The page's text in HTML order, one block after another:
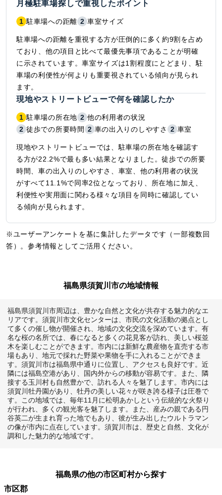
月極駐車場探しで重視したポイント
1 駐車場への距離 2 車室サイズ
駐車場への距離を重視する方が圧倒的に多く約9割を占め
ており、他の項目と比べて最優先事項であることが明確
に示されています。車室サイズは1割程度にとどまり、駐
車場の利便性が何よりも重要視されている傾向が見られ
ます。
現地やストリートビューで何を確認したか
1 駐車場の所在地 2 他の利用者の状況
2 徒歩での所要時間 2 車の出入りのしやすさ 2 車室
現地やストリートビューでは、駐車場の所在地を確認す
る方が22.2%で最も多い結果となりました。徒歩での所要
時間、車の出入りのしやすさ、車室、他の利用者の状況
がすべて11.1%で同率2位となっており、所在地に加え、
利便性や実用面に関わる様々な項目を同時に確認してい
る傾向が見られます。
※ユーザーアンケートを基に集計したデータです（一部複数回
答）。参考情報としてご活用ください。
福島県須賀川市の地域情報
福島県須賀川市周辺は、豊かな自然と文化が共存する魅力的なエ
リアです。須賀川市文化センターは、市民の文化活動の拠点とし
て多くの催し物が開催され、地域の文化交流を深めています。有
名な桜の名所では、春になると多くの花見客が訪れ、美しい桜並
木を楽しむことができます。市内には新鮮な農産物を直売する市
場もあり、地元で採れた野菜や果物を手に入れることができま
す。須賀川市は福島県中通りに位置し、アクセスも良好です。近
隣には福島空港があり、国内外からの移動が容易です。また、隣
接する玉川村も自然豊かで、訪れる人々を魅了します。市内には
須賀川牡丹園があり、牡丹の美しい花々が咲き誇る様子は圧巻で
す。この地域では、毎年11月に松明あかしという伝統的な火祭り
が行われ、多くの観光客を魅了します。また、産みの親である円
谷英二が生まれ育った地でもあり、彼が生み出したウルトラマン
の像が市内に点在しています。須賀川市は、歴史と自然、文化が
調和した魅力的な地域です。
福島県の他の市区町村から探す
市区郡